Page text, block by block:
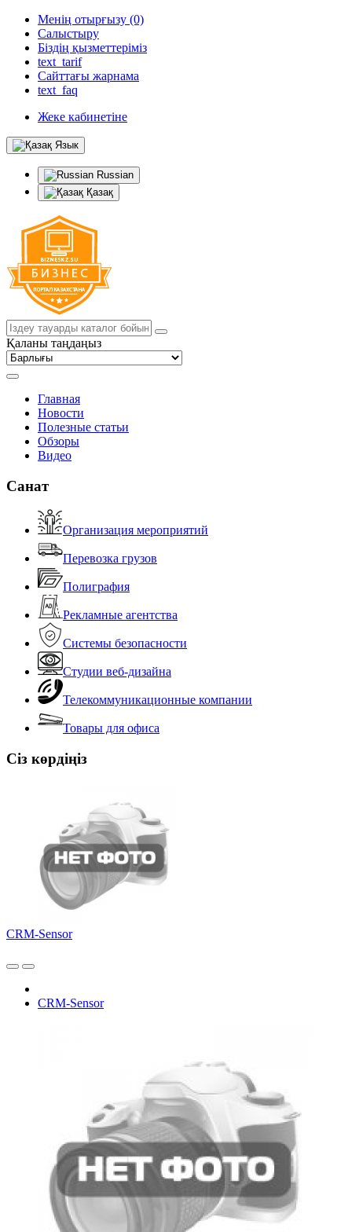
Менің отырғызу (0)
Салыстыру
Біздің қызметтеріміз
text_tarif
Сайттағы жарнама
text_faq
Жеке кабинетіне
Язык
Russian
Қазақ
Қаланы таңдаңыз
Главная
Новости
Полезные статьи
Обзоры
Видео
Санат
Организация мероприятий
Перевозка грузов
Полиграфия
Рекламные агентства
Системы безопасности
Студии веб-дизайна
Телекоммуникационные компании
Товары для офиса
Сіз көрдіңіз
CRM-Sensor
CRM-Sensor